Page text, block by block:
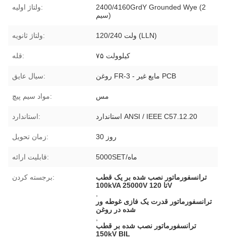
ولتاژ اولیه:
2400/4160GrdY Grounded Wye (2
سیم)
ولتاژ ثانویه: 120/240 ولت (LLN)
قله: ۷۵ کیلوولت
سیال عایق: روغن FR-3 - مایع غیر PCB
مواد سیم پیچ: مس
استاندارد: استاندارد ANSI / IEEE C57.12.20
زمان تحویل: 30 روز
قابلیت ارائه: 5000SET/ماه
برجسته کردن:
ترانسفورماتور نصب شده بر یک قطب
100kVA 25000V تا 120V
ترانسفورماتور قدرت یک فازی غوطه ور
شده در روغن
ترانسفورماتور نصب شده بر قطب
150kV BIL